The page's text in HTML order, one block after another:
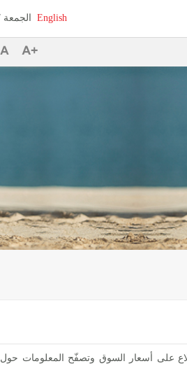
English الجمعة 7، أغسطس، 2026
على أسعار السوق وتصفّح المعلومات حول